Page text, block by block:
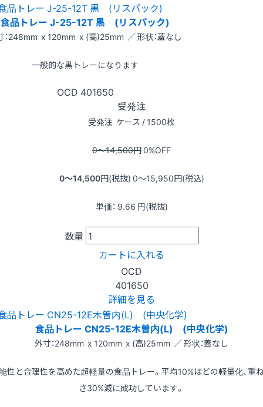
食品トレー J-25-12T 黒 (リスパック)
：248mm x 120mm x (高)25mm ／ 形状：蓋なし
一般的な黒トレーになります
OCD 401650
受発注
受発注 ケース / 1500枚
0〜14,500円0%OFF
0〜14,500円(税抜) 0〜15,950円(税込)
単価： 9.66 円(税抜)
数量
カートに入れる
OCD
401650
詳細を見る
食品トレー CN25-12E木曽内(L) (中央化学)
外寸：248mm x 120mm x (高)25mm ／ 形状：蓋なし
性と合理性を高めた超軽量の食品トレー。平均10%ほどの軽量化、重
さ30%減に成功しています。